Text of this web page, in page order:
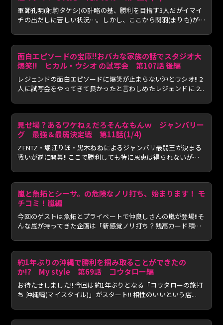
軍師孔明(射駒タケシ)の計略の基、勝利を目指す3人だがイマイ
チの出だしに苦しい状況…。しかし、ここから関羽(まりも)が怒
面白エピソードの宝庫!!おバカな家族の話でスタジオ大
爆笑!! ヒカル・ウシオ の試写会 第107話 後編
レジェンドの面白エピソードに爆笑が止まらない沖とウシオ!! 2
人に試写会をやってきて良かったと言わしめたレジェンドに 2...
見せ場？あるワケねぇだろそんなもんｗ ジャンバリー
グ 最強＆最弱決定戦 第11話(1/4)
ZENTZ・堀江りほ・黒木ねねによるジャンバリ最弱王が決まる
戦いが遂に開幕!! ここで勝利しても特に恩恵は得られないが、
嵐と魚拓とシーサ。の危険なノリ打ち、始まります！ モ
チコミ！嵐編
今回のゲストは魚拓とプライベートで仲良しさんの嵐が登場!!そ
んな嵐が持ってきた企画は「新感覚ノリ打ち？残高カード積立
約1年ぶりの沖縄で勝利を掴み取ることができたの
か!? My style 第69話 コウタロー編
お待たせしました!! 今回は約1年ぶりとなる「コウタローの旅打
ち 沖縄編(マイスタイル)」がスタート!! 相性のいいという店...